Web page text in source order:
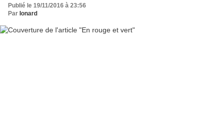
Publié le 19/11/2016 à 23:56
Par Ionard